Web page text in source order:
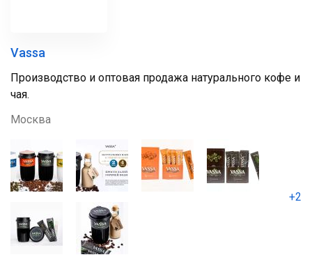
Vassa
Производство и оптовая продажа натурального кофе и
чая.
Москва
+2